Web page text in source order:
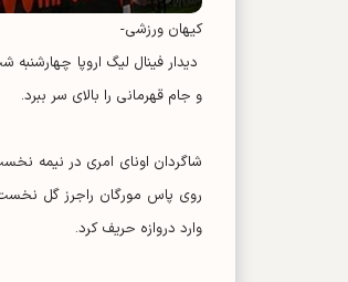
کیهان ورزشی-
و جام قهرمانی را بالای سر ببرد.
روی پاس مورگان راجرز گل نخست
وارد دروازه حریف کرد.